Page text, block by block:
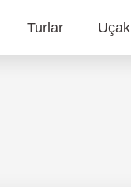
Turlar Uçak